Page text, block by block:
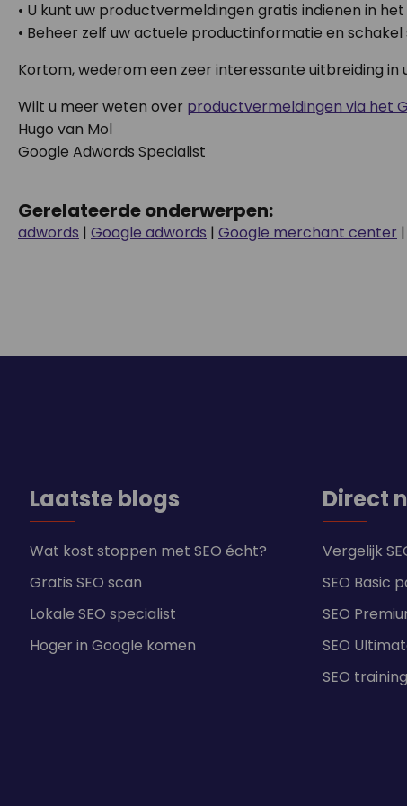
• U kunt uw productvermeldingen gratis indienen in
• Beheer zelf uw actuele productinformatie en
Kortom, wederom een zeer interessante uitbreiding
Wilt u meer weten over productvermeldingen via het
Hugo van Mol
Google Adwords Specialist
Gerelateerde onderwerpen:
adwords | Google adwords | Google merchant center |
Laatste blogs
Wat kost stoppen met SEO écht?
Gratis SEO scan
Lokale SEO specialist
Hoger in Google komen
Direct
Vergelijk
SEO Basic
SEO
SEO
SEO